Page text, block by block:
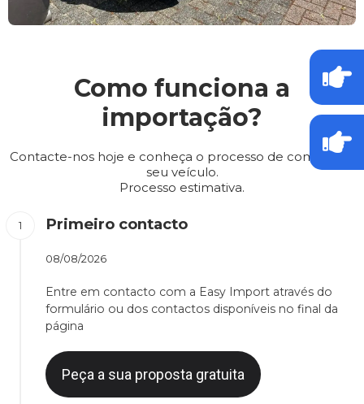
Como funciona a
importação?
Contacte-nos hoje e conheça o processo de compra do
seu veículo.
Processo estimativa.
Primeiro contacto
08/08/2026
Entre em contacto com a Easy Import através do
formulário ou dos contactos disponíveis no final da
página
Peça a sua proposta gratuita